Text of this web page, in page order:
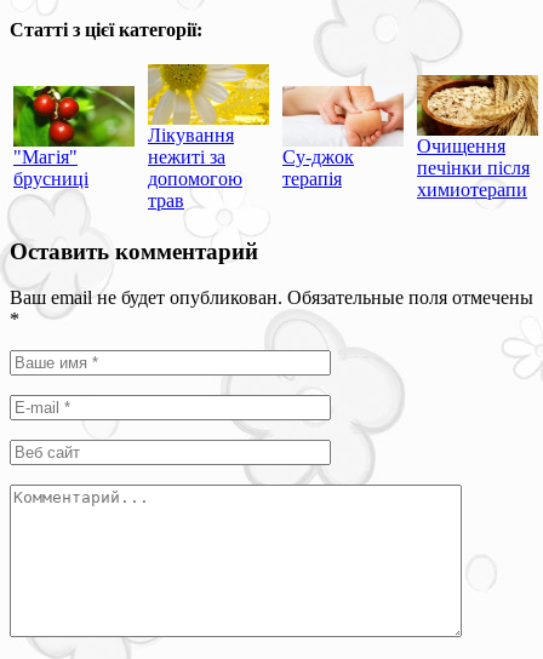
Статті з цієї категорії:
"Магія"
брусниці
Лікування
нежиті за
допомогою
трав
Су-джок
терапія
Очищення
печінки після
химиотерапи
Оставить комментарий
Ваш email не будет опубликован. Обязательные поля отмечены
*